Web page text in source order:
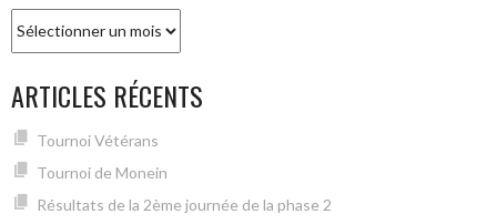
ARTICLES RÉCENTS
Tournoi Vétérans
Tournoi de Monein
Résultats de la 2ème journée de la phase 2